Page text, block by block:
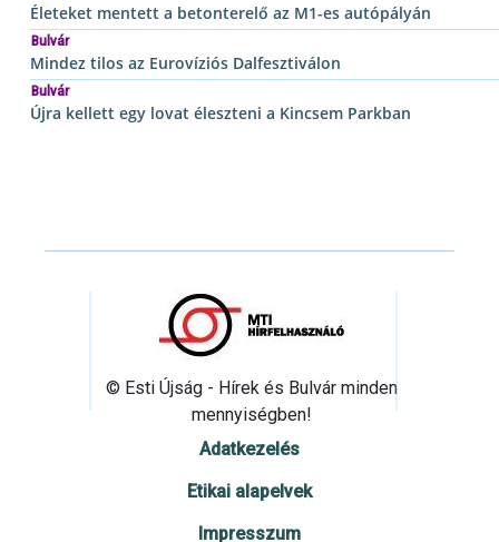
Életeket mentett a betonterelő az M1-es autópályán
Bulvár
Mindez tilos az Eurovíziós Dalfesztiválon
Bulvár
Újra kellett egy lovat éleszteni a Kincsem Parkban
© Esti Újság - Hírek és Bulvár minden
mennyiségben!
Adatkezelés
Etikai alapelvek
Impresszum